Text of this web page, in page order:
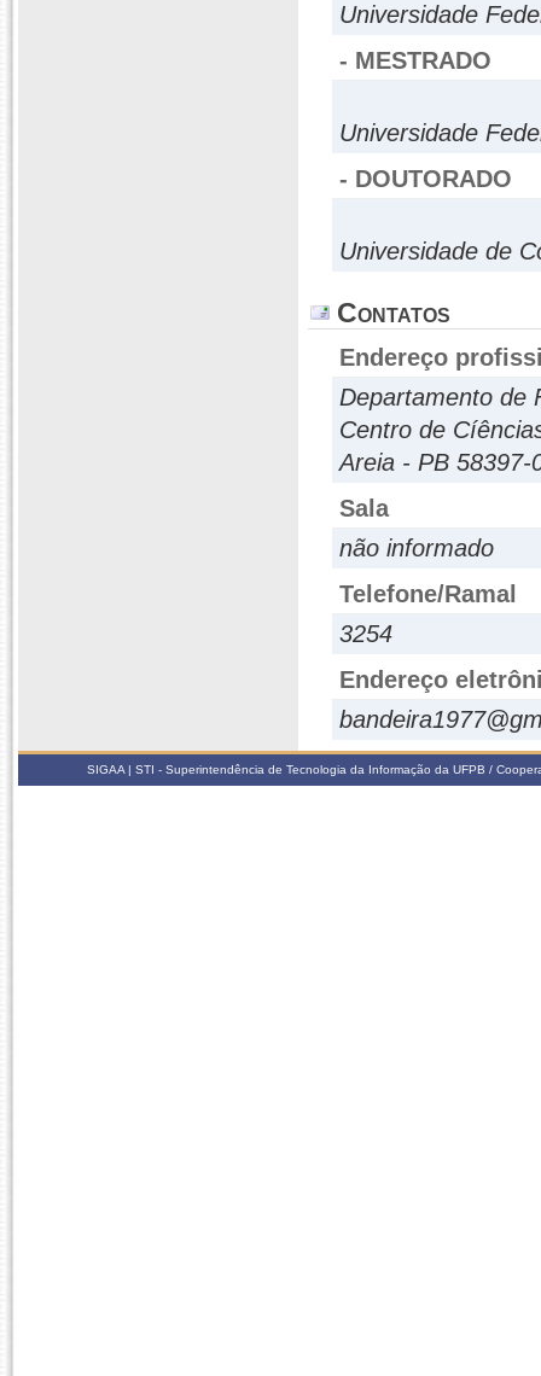
Universidade
- MESTRADO
Universidade
- DOUTORADO
Universidade de
Contatos
Endereço
Departamento de
Centro de
Areia - PB 58397-
Sala
não informado
Telefone/Ramal
3254
Endereço
SIGAA | STI - Superintendência de Tecnologia da Informação da UFPB /